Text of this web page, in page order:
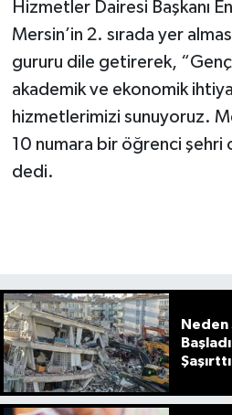
Hizmetler Dairesi Başkanı
Mersin’in 2. sırada yer
gururu dile getirerek,
akademik ve ekonomik
hizmetlerimizi sunuyoruz.
10 numara bir öğrenci şehri
dedi.
Neden
Şaşırttı